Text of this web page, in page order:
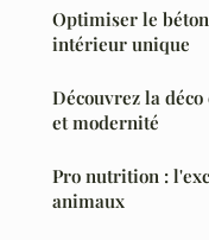
Optimiser le
intérieur unique
Découvrez la
et modernité
Pro nutrition :
animaux